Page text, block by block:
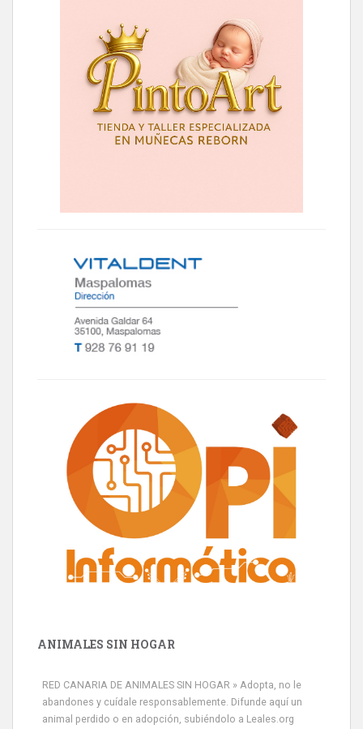
ANIMALES SIN HOGAR
RED CANARIA DE ANIMALES SIN HOGAR » Adopta, no le
abandones y cuídale responsablemente. Difunde aquí un
animal perdido o en adopción, subiéndolo a Leales.org